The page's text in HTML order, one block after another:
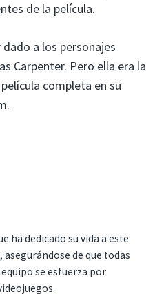
de la película.
a los personajes
Carpenter. Pero ella era la
completa en su
ha dedicado su vida a este
de que todas
se esfuerza por